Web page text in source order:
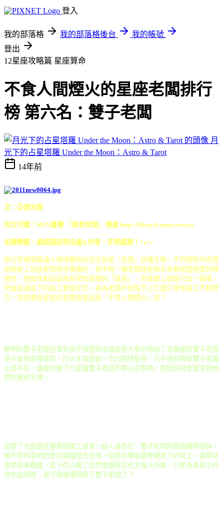
登入
我的部落格 我的部落格後台
我的帳號
登出
12星座攻略篇 星座算命
不食人間煙火的星座老闆排行
榜 第六名：雙子老闆
月
光下的占星塔羅 Under the Moon：Astro & Tarot
14年前
文：亞提米斯
同文刊載：MSN臺灣 「美食休閒」 頻道 http://lifestyle.msn.com.tw/
如需轉載，麻煩請註明出處&作者，非常感謝！^o^/
辦公室裡頭最讓人覺得難搞的往往就是「老闆」這種生物，不同個性的老闆
卻總是上班族都恨得牙癢癢的，其中有一種老闆總是每天有著相當程度的理
想性、抱負性和自認為非常有條理的「遠見」，但事實上卻是只出一張嘴，
然後就讓底下的員工累個半死，身為老闆不但幫不上忙還只會怪員工不夠努
力，到底哪些星座的老闆會是這麼「不食人間煙火」呢？
聰明的雙子老闆也會有搞不清楚狀況或是發大夢的時候？其實通常雙子老闆
是不會有這種情形，所以才為是這一次的陪榜星座，只不過有時候雙子老闆
心情不好，或是你做了什麼讓雙子老闆不開心的事時，那麼你就會感受到他
們的異想天開。
說穿了也就是在整某個員工或某一組人員而已，雙子老闆的腦袋轉得很快，
做不到的事他們會另闢捷徑去完成，但是如果是要修理底下的員工，通常就
會給很多難題，底下的人聽了自然會覺得這也太強人所難，只是身為員工的
你也該回想，是不是哪裡得罪了雙子老闆了？